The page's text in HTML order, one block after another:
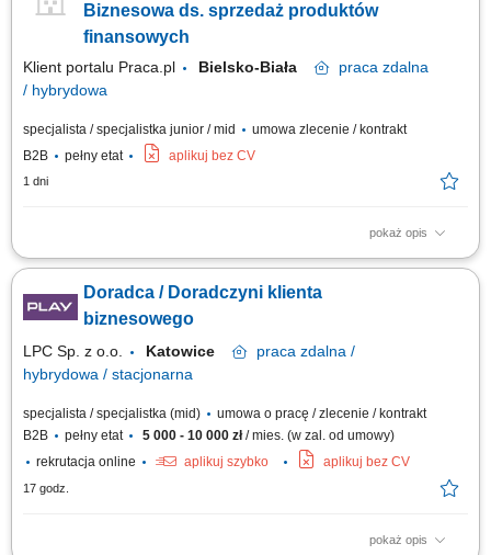
Biznesowa ds. sprzedaż produktów
finansowych
Klient portalu Praca.pl Bielsko-Biała praca zdalna
/ hybrydowa
specjalista / specjalistka junior / mid
umowa zlecenie / kontrakt
B2B
pełny etat aplikuj bez CV
1 dni
pokaż opis
Pozyskiwanie klientów biznesowych i sprzedaż produktów finansowych
multidoradcy finansowego; Aktywny kontakt telefoniczny z klientami na
bazie udostępnionych kontaktów; Prowadzenie rozmów sprzedażowych i
Doradca / Doradczyni klienta
biznesowego
LPC Sp. z o.o. Katowice praca zdalna /
hybrydowa / stacjonarna
specjalista / specjalistka (mid)
umowa o pracę / zlecenie / kontrakt
B2B
pełny etat 5 000 - 10 000 zł/ mies. (w zal. od umowy)
rekrutacja online
aplikuj szybko aplikuj bez CV
17 godz.
pokaż opis